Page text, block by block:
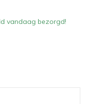
vandaag bezorgd!